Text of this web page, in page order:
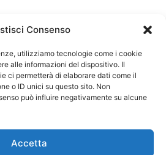
Consenso
utilizziamo tecnologie come i cookie
alle informazioni del dispositivo. Il
ci permetterà di elaborare dati come il
o ID unici su questo sito. Non
può influire negativamente su alcune
Accetta
Degli Ordini dei Biologi:
80069130583
internet www.fnob.it: Vincenzo